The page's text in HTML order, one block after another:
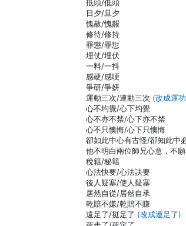
抵頭/低頭
日夕/旦夕
愧赦/愧赧
修待/修持
罪懲/罪愆
埋仗/埋伏
一料/一抖
感硬/感哽
爭研/爭妍
運動三次/連動三次 (改成運
心不均覺/心下均覺
心不亦不禁/心下亦不禁
心不只懊悔/心下只懊悔
卻如此中心有古怪/卻知此中
他不明白兩位師兄心意，不
稅籍/秘籍
心法快要/心法訣要
後人疑塞/使人疑塞
居然自從/居然自承
乾賠不嫌/乾賠不賺
遠足了/挺足了 (改成運足了)